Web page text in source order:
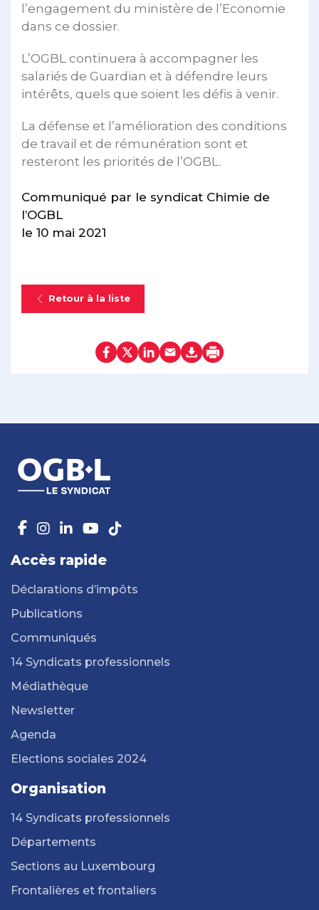
l’engagement du ministère de l’Economie
dans ce dossier.
L’OGBL continuera à accompagner les
salariés de Guardian et à défendre leurs
intérêts, quels que soient les défis à venir.
La défense et l’amélioration des conditions
de travail et de rémunération sont et
resteront les priorités de l’OGBL.
Communiqué par le syndicat Chimie de
l’OGBL
le 10 mai 2021
Retour à la liste
Accès rapide
Déclarations d’impôts
Publications
Communiqués
14 Syndicats professionnels
Médiathèque
Newsletter
Agenda
Elections sociales 2024
Organisation
14 Syndicats professionnels
Départements
Sections au Luxembourg
Frontalières et frontaliers